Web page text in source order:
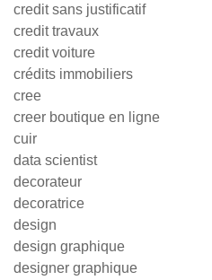
credit sans justificatif
credit travaux
credit voiture
crédits immobiliers
cree
creer boutique en ligne
cuir
data scientist
decorateur
decoratrice
design
design graphique
designer graphique